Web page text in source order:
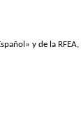
y de la